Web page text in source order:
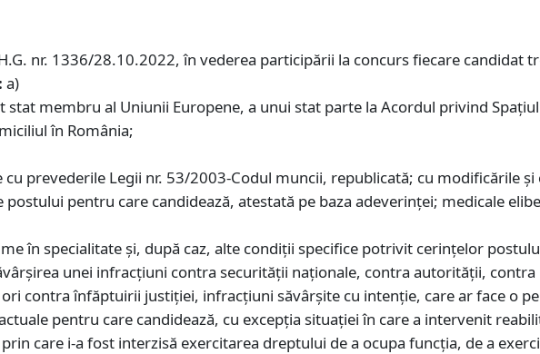
nr. 1336/28.10.2022, în vederea participării la concurs fiecare candidat
a)
membru al Uniunii Europene, a unui stat parte la Acordul privind Spațiul
în România;
prevederile Legii nr. 53/2003-Codul muncii, republicată; cu modificările
pentru care candidează, atestată pe baza adeverinţei; medicale
în specialitate și, după caz, alte condiţii specifice potrivit cerinţelor
unei infracţiuni contra securității naționale, contra autorităţii,
contra înfăptuirii justiției, infracţiuni săvârşite cu intenţie, care ar face o
pentru care candidează, cu excepţia situaţiei în care a intervenit
care i-a fost interzisă exercitarea dreptului de a ocupa funcția, de a